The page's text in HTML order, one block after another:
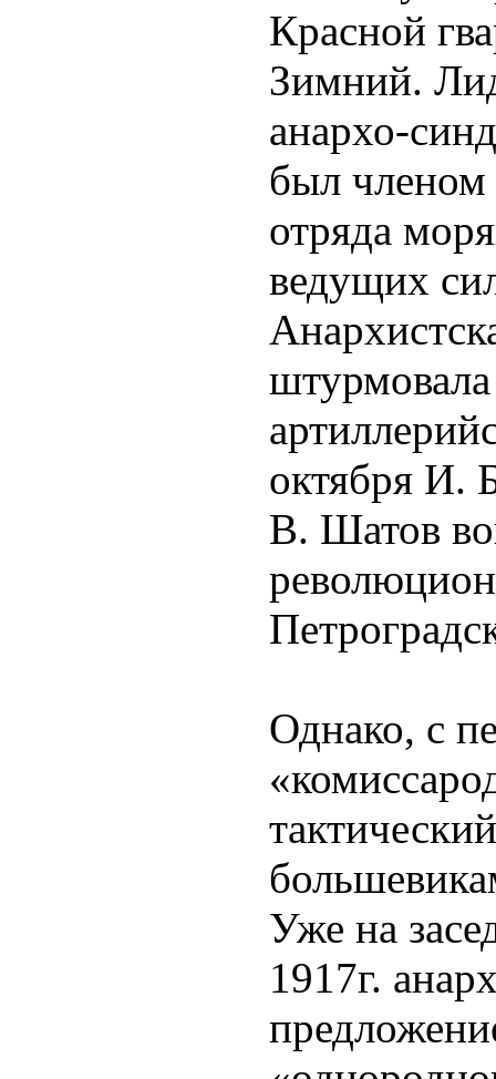
Красной
Зимний.
анархо-
был членом
отряда
ведущих
октября И.
В. Шатов
Однако, с
Уже на
1917г.